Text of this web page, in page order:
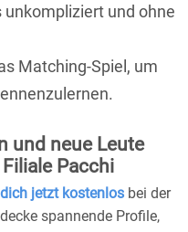
und ohne
Matching-Spiel, um
und neue Leute
Pacchi
jetzt kostenlos bei der
spannende Profile,